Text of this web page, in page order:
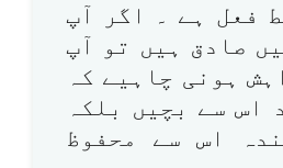
فعل ہے ۔ اگر آپ
صادق ہیں تو آپ
ہونی چاہیے کہ
اس سے بچیں بلکہ
اس سے محفوظ